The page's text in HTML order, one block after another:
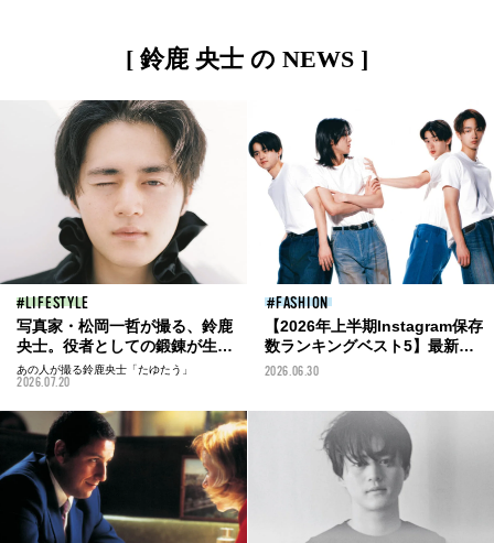
[ 鈴鹿 央士 の NEWS ]
LIFESTYLE
写真家・松岡一哲が撮る、鈴鹿
央士。役者としての鍛錬が生み
出す、何げない一瞬の美しさを
本誌未公開カットとともに。
あの人が撮る鈴鹿央士「たゆたう」
2026.07.20
FASHION
【2026年上半期Instagram保存
数ランキングベスト5】最新フ
ァッション&ビューティ、メン
一挙紹介！
2026.06.30